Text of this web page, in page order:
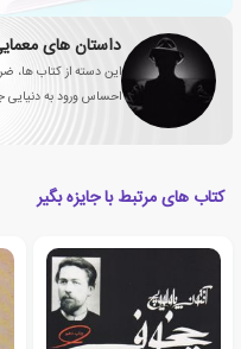
داستان های
این دسته از کتاب ها،
احساس ورود به دنیایی
کتاب های مرتبط با جایزه بگیر